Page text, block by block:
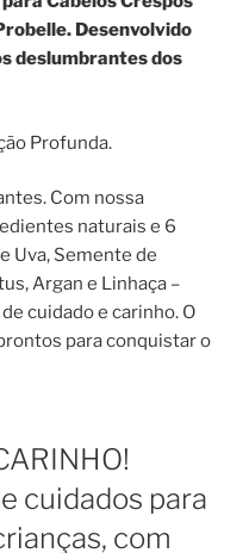
Desenvolvido
deslumbrantes dos
Profunda.
Com nossa
naturais e 6
Uva, Semente de
Argan e Linhaça –
cuidado e carinho. O
para conquistar o
cuidados para
com